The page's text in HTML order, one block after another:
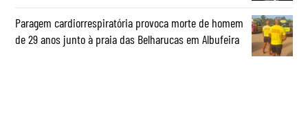
Paragem cardiorrespiratória provoca morte de homem
de 29 anos junto à praia das Belharucas em Albufeira